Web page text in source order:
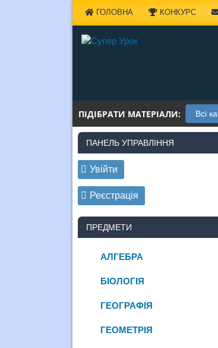
ГОЛОВНА КОНКУРС
ПІДІБРАТИ МАТЕРІАЛИ:
ПАНЕЛЬ УПРАВЛІННЯ
Увійти
Реєстрація
ПРЕДМЕТИ
АЛГЕБРА
БІОЛОГІЯ
ГЕОГРАФІЯ
ГЕОМЕТРІЯ